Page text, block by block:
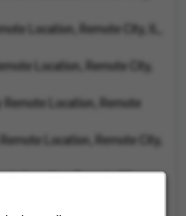
Location, Remote City, IL,
Location, Remote City,
Remote Location, Remote
Location, Remote City,
Location, Remote City,